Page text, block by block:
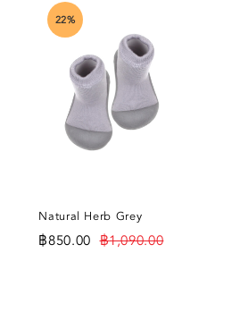
22%
Natural Herb Grey
฿850.00 ฿1,090.00